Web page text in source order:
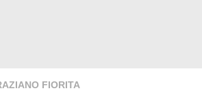
FIORITA